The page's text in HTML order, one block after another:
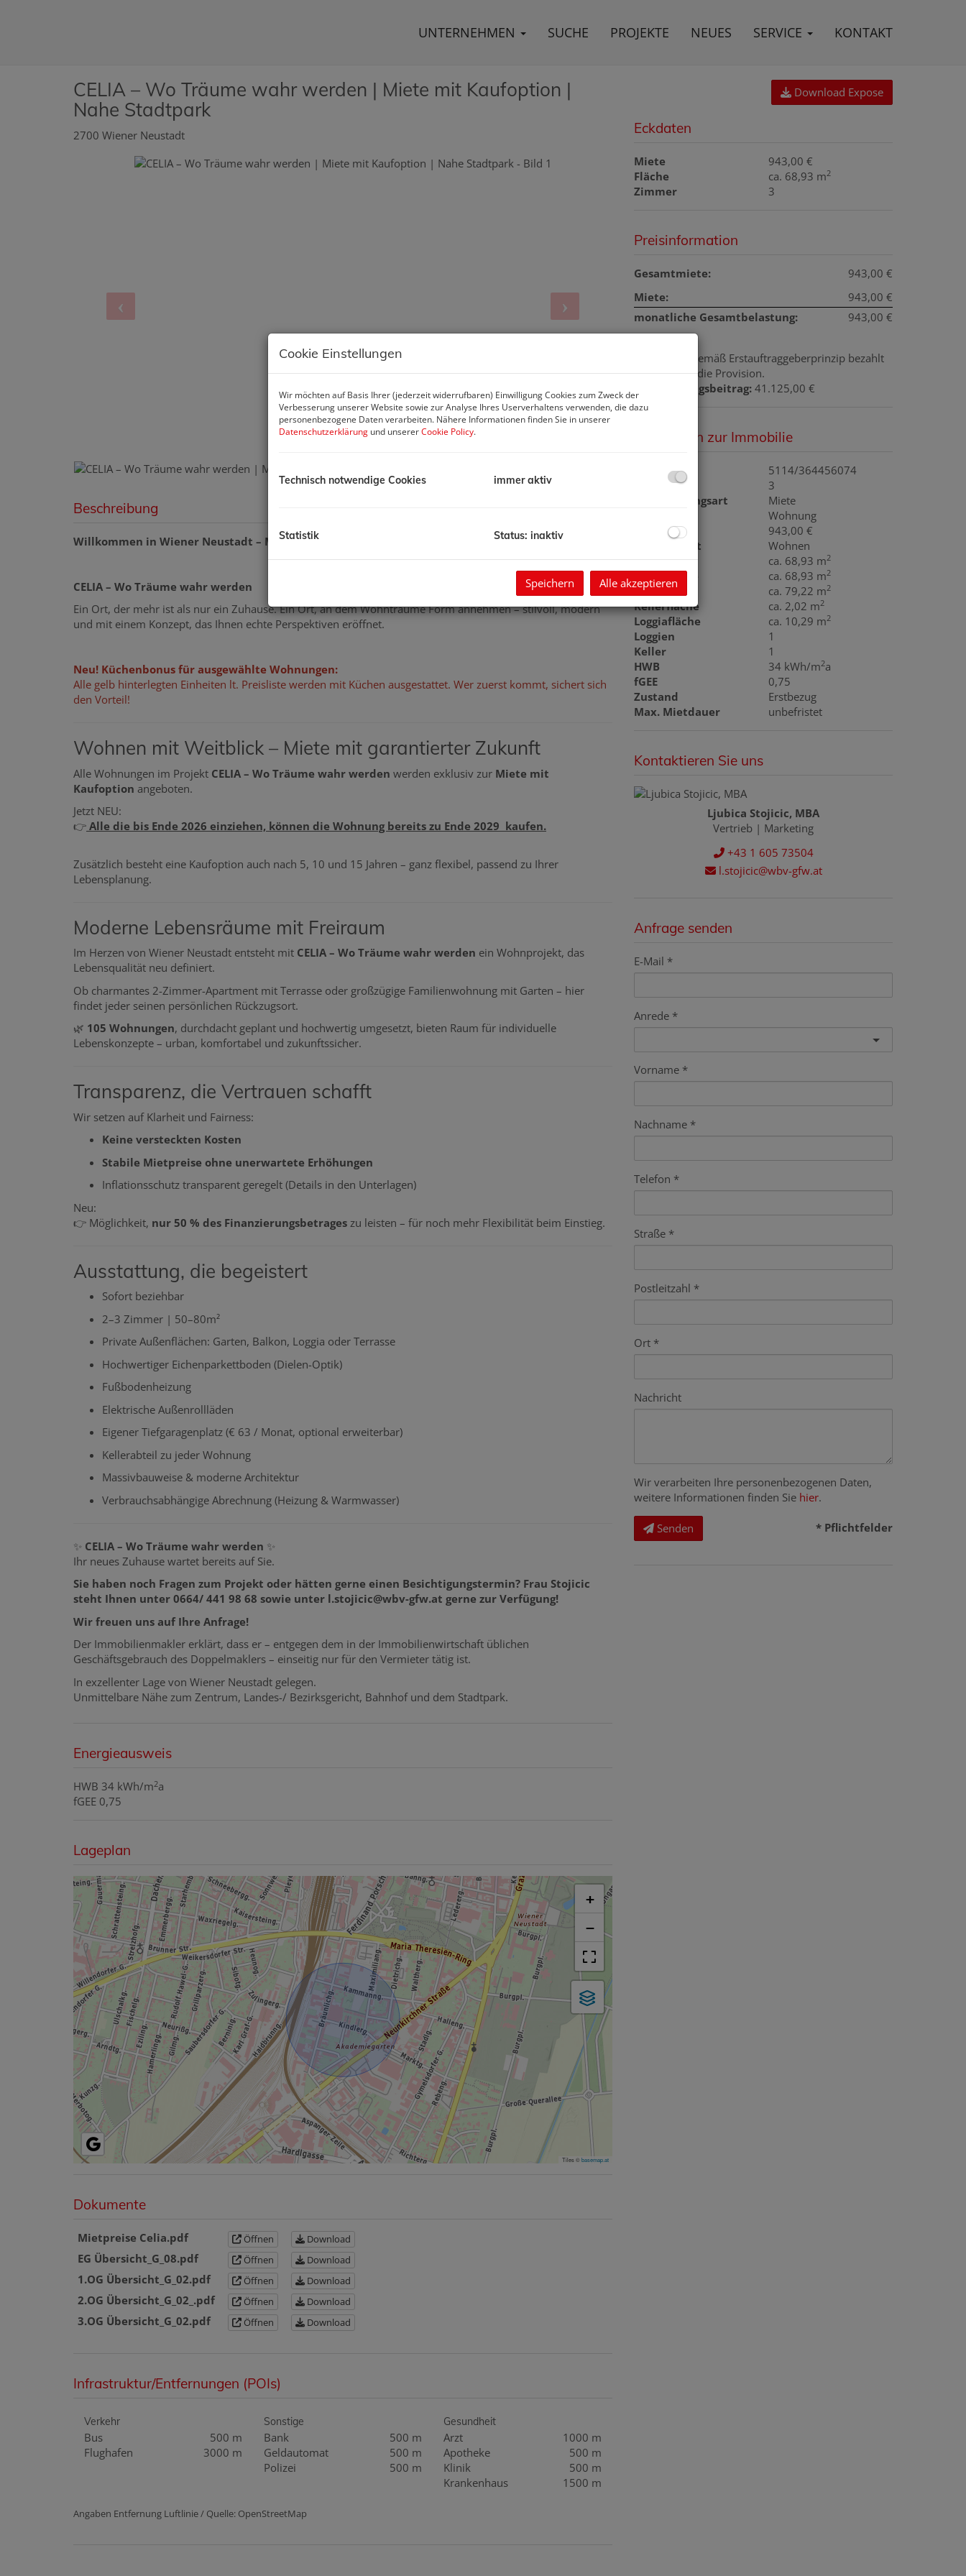
UNTERNEHMEN SUCHE PROJEKTE NEUES SERVICE KONTAKT
CELIA – Wo Träume wahr werden | Miete mit Kaufoption |
Nahe Stadtpark
2700 Wiener Neustadt
Beschreibung
Willkommen in Wiener Neustadt – Maximiliangasse / Kammanngasse
CELIA – Wo Träume wahr werden
Ein Ort, der mehr ist als nur ein Zuhause. Ein Ort, an dem Wohnträume Form annehmen – stilvoll, modern
und mit einem Konzept, das Ihnen echte Perspektiven eröffnet.
Neu! Küchenbonus für ausgewählte Wohnungen:
Alle gelb hinterlegten Einheiten lt. Preisliste werden mit Küchen ausgestattet. Wer zuerst kommt, sichert sich
den Vorteil!
Wohnen mit Weitblick – Miete mit garantierter Zukunft
Alle Wohnungen im Projekt CELIA – Wo Träume wahr werden werden exklusiv zur Miete mit
Kaufoption angeboten.
Jetzt NEU:
👉 Alle die bis Ende 2026 einziehen, können die Wohnung bereits zu Ende 2029 kaufen.
Zusätzlich besteht eine Kaufoption auch nach 5, 10 und 15 Jahren – ganz flexibel, passend zu Ihrer
Lebensplanung.
Moderne Lebensräume mit Freiraum
Im Herzen von Wiener Neustadt entsteht mit CELIA – Wo Träume wahr werden ein Wohnprojekt, das
Lebensqualität neu definiert.
Ob charmantes 2-Zimmer-Apartment mit Terrasse oder großzügige Familienwohnung mit Garten – hier
findet jeder seinen persönlichen Rückzugsort.
🌿 105 Wohnungen, durchdacht geplant und hochwertig umgesetzt, bieten Raum für individuelle
Lebenskonzepte – urban, komfortabel und zukunftssicher.
Transparenz, die Vertrauen schafft
Wir setzen auf Klarheit und Fairness:
Keine versteckten Kosten
Stabile Mietpreise ohne unerwartete Erhöhungen
Inflationsschutz transparent geregelt (Details in den Unterlagen)
Neu:
👉 Möglichkeit, nur 50 % des Finanzierungsbetrages zu leisten – für noch mehr Flexibilität beim Einstieg.
Ausstattung, die begeistert
Sofort beziehbar
2–3 Zimmer | 50–80m²
Private Außenflächen: Garten, Balkon, Loggia oder Terrasse
Hochwertiger Eichenparkettboden (Dielen-Optik)
Fußbodenheizung
Elektrische Außenrollläden
Eigener Tiefgaragenplatz (€ 63 / Monat, optional erweiterbar)
Kellerabteil zu jeder Wohnung
Massivbauweise & moderne Architektur
Verbrauchsabhängige Abrechnung (Heizung & Warmwasser)
✨ CELIA – Wo Träume wahr werden ✨
Ihr neues Zuhause wartet bereits auf Sie.
Sie haben noch Fragen zum Projekt oder hätten gerne einen Besichtigungstermin? Frau Stojicic
steht Ihnen unter 0664/ 441 98 68 sowie unter l.stojicic@wbv-gfw.at gerne zur Verfügung!
Wir freuen uns auf Ihre Anfrage!
Der Immobilienmakler erklärt, dass er – entgegen dem in der Immobilienwirtschaft üblichen
Geschäftsgebrauch des Doppelmaklers – einseitig nur für den Vermieter tätig ist.
In exzellenter Lage von Wiener Neustadt gelegen.
Unmittelbare Nähe zum Zentrum, Landes-/ Bezirksgericht, Bahnhof und dem Stadtpark.
Energieausweis
HWB 34 kWh/m2a
fGEE 0,75
Lageplan
+
−
Tiles ©basemap.at
Dokumente
Mietpreise Celia.pdf Öffnen Download
EG Übersicht_G_08.pdf Öffnen Download
1.OG Übersicht_G_02.pdf Öffnen Download
2.OG Übersicht_G_02_.pdf Öffnen Download
3.OG Übersicht_G_02.pdf Öffnen Download
Infrastruktur/Entfernungen (POIs)
Verkehr
Bus
500 m
Flughafen
3000 m
Sonstige
Bank
500 m
Geldautomat
500 m
Polizei
500 m
Gesundheit
Arzt
1000 m
Apotheke
500 m
Klinik
500 m
Krankenhaus
1500 m
Angaben Entfernung Luftlinie / Quelle: OpenStreetMap
Download Expose
Eckdaten
Miete
943,00 €
Fläche
ca. 68,93 m2
Zimmer 3
Preisinformation
Gesamtmiete:
943,00 €
Miete:
943,00 €
monatliche Gesamtbelastung:
943,00 €
Gemäß Erstauftraggeberprinzip bezahlt
der Abgeber die Provision.
Finanzierungsbeitrag: 41.125,00 €
Basisdaten zur Immobilie
Objektnr.
5114/364456074
Zimmer
3
Vermarktungsart
Miete
Wohnung
943,00 €
Nutzungsart
Wohnen
Fläche
ca. 68,93 m2
Wohnfläche ca. 68,93 m2
Nutzfläche ca. 79,22 m2
Kellerfläche ca. 2,02 m2
Loggiafläche ca. 10,29 m2
Loggien
1
Keller
1
HWB
34 kWh/m2a
fGEE
0,75
Zustand
Erstbezug
Max. Mietdauer
unbefristet
Kontaktieren Sie uns
Ljubica Stojicic, MBA
Vertrieb | Marketing
+43 1 605 73504
l.stojicic@wbv-gfw.at
Anfrage senden
E-Mail
Anrede
Vorname
Nachname
Telefon
Straße
Postleitzahl
Ort
Nachricht
Wir verarbeiten Ihre personenbezogenen Daten,
weitere Informationen finden Sie hier.
Senden * Pflichtfelder
Cookie Einstellungen
Wir möchten auf Basis Ihrer (jederzeit widerrufbaren) Einwilligung Cookies zum Zweck der
Verbesserung unserer Website sowie zur Analyse Ihres Userverhaltens verwenden, die dazu
personenbezogene Daten verarbeiten. Nähere Informationen finden Sie in unserer
Datenschutzerklärung und unsererCookie Policy.
Technisch notwendige Cookies immer aktiv
Statistik Status: inaktiv
Speichern Alle akzeptieren